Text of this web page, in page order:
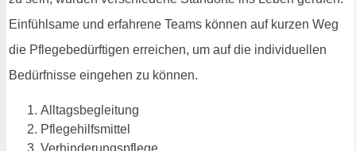
Einfühlsame und erfahrene Teams können auf kurzen Weg
die Pflegebedürftigen erreichen, um auf die individuellen
Bedürfnisse eingehen zu können.
Alltagsbegleitung
Pflegehilfsmittel
Verhinderungspflege